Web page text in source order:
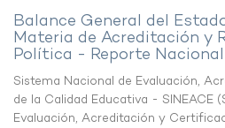
Balance General del
Materia de Acreditación y
Política - Reporte Nacional
Sistema Nacional de Evaluación,
de la Calidad Educativa - SINEACE (
Evaluación, Acreditación y